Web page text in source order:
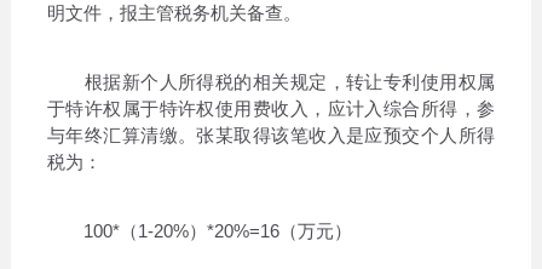
明文件，报主管税务机关备查。
根据新个人所得税的相关规定，转让专利使用权属
于特许权属于特许权使用费收入，应计入综合所得，参
与年终汇算清缴。张某取得该笔收入是应预交个人所得
税为：
100*（1-20%）*20%=16（万元）